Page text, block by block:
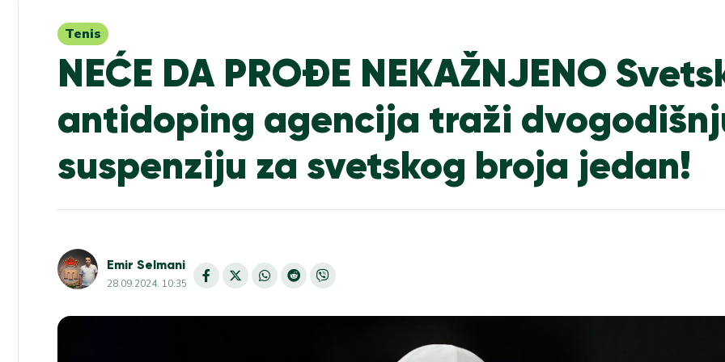
Tenis
NEĆE DA PROĐE NEKAŽNJENO
antidoping agencija traži
suspenziju za svetskog broja jedan!
Emir Selmani
28.09.2024. 10:35